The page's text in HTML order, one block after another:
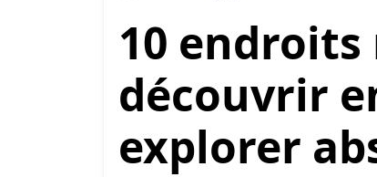
10
découvrir
explorer